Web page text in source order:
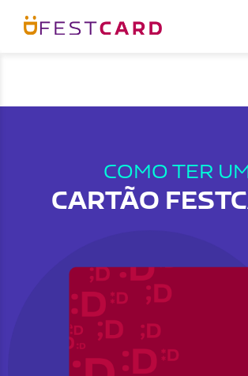
COMO TER
CARTÃO